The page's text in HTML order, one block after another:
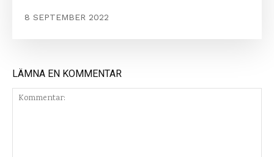
8 SEPTEMBER 2022
LÄMNA EN KOMMENTAR